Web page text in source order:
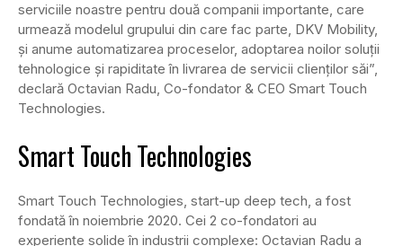
serviciile noastre pentru două companii importante, care
urmează modelul grupului din care fac parte, DKV Mobility,
și anume automatizarea proceselor, adoptarea noilor soluții
tehnologice și rapiditate în livrarea de servicii clienților săi”,
declară Octavian Radu, Co-fondator & CEO Smart Touch
Technologies.
Smart Touch Technologies
Smart Touch Technologies, start-up deep tech, a fost
fondată în noiembrie 2020. Cei 2 co-fondatori au
experiențe solide în industrii complexe: Octavian Radu a